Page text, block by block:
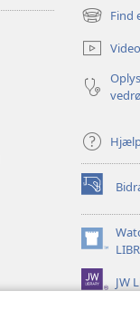
Find
(åbner
nyt
vindue)
(åbner
nyt
vindue)
(åbner
nyt
vindue)JW